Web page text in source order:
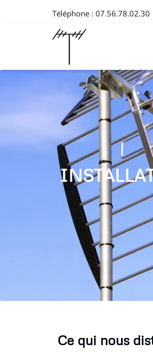
Téléphone : 07.56.78.02.30
Ce qui nous